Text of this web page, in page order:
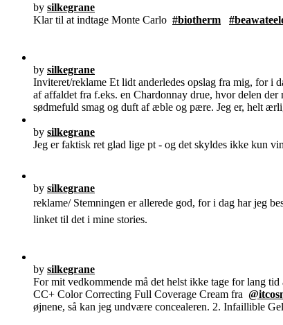
by silkegrane
Klar til at indtage Monte Carlo #biotherm
by silkegrane
Inviteret/reklame Et lidt anderledes opslag fra mig, for i
af affaldet fra f.eks. en Chardonnay drue, hvor delen
sødmefuld smag og duft af æble og pære. Jeg er, helt
by silkegrane
Jeg er faktisk ret glad lige pt - og det skyldes ikke kun
by silkegrane
reklame/ Stemningen er allerede god, for i dag har jeg
linket til det i mine stories.
by silkegrane
For mit vedkommende må det helst ikke tage for lang
CC+ Color Correcting Full Coverage Cream fra
øjnene, så kan jeg undvære concealeren. 2. Infaillible